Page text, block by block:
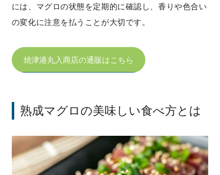
には、マグロの状態を定期的に確認し、香りや色合い
の変化に注意を払うことが大切です。
焼津港丸入商店の通販はこちら
熟成マグロの美味しい食べ方とは